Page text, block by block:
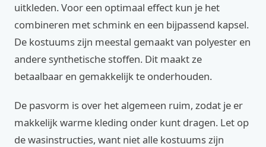
uitkleden. Voor een optimaal effect kun je het
combineren met schmink en een bijpassend kapsel.
De kostuums zijn meestal gemaakt van polyester en
andere synthetische stoffen. Dit maakt ze
betaalbaar en gemakkelijk te onderhouden.
De pasvorm is over het algemeen ruim, zodat je er
makkelijk warme kleding onder kunt dragen. Let op
de wasinstructies, want niet alle kostuums zijn